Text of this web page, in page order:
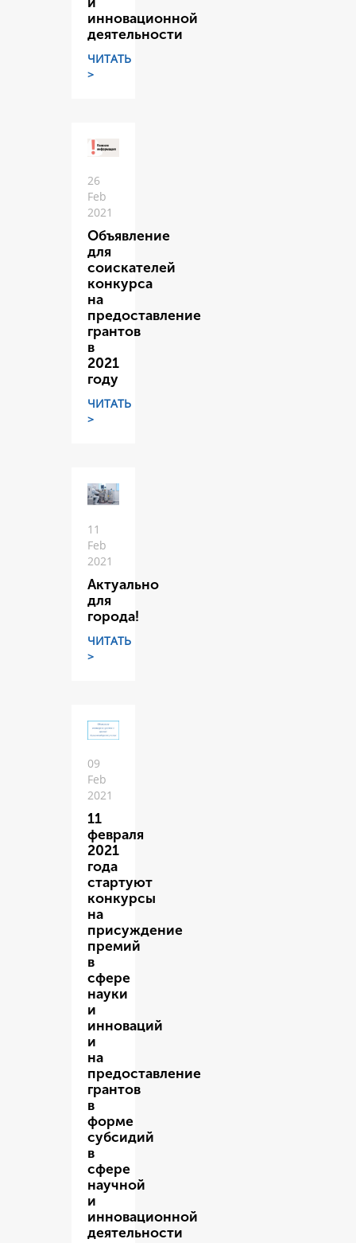
инновационной
деятельности
ЧИТАТЬ
>
26
Feb
2021
Объявление
для
соискателей
конкурса
на
предоставление
грантов
в
2021
году
ЧИТАТЬ
>
11
Feb
2021
Актуально
для
города!
ЧИТАТЬ
>
09
Feb
2021
11
февраля
2021
года
стартуют
конкурсы
на
присуждение
премий
в
сфере
науки
и
инноваций
и
на
предоставление
грантов
в
форме
субсидий
в
сфере
научной
и
инновационной
деятельности